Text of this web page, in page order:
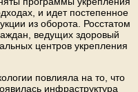
и идет постепенное
из оборота. Росстатом
ведущих здоровый
центров укрепления
повлияла на то, что
инфраструктура